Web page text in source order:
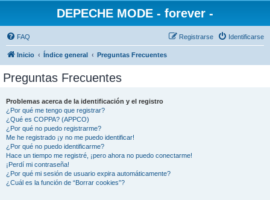
DEPECHE MODE - forever -
FAQ Identificarse
Registrarse
Inicio Índice general Preguntas Frecuentes
Preguntas Frecuentes
Problemas acerca de la identificación y el registro
¿Por qué me tengo que registrar?
¿Qué es COPPA? (APPCO)
¿Por qué no puedo registrarme?
Me he registrado ¡y no me puedo identificar!
¿Por qué no puedo identificarme?
Hace un tiempo me registré, ¡pero ahora no puedo conectarme!
¡Perdí mi contraseña!
¿Por qué mi sesión de usuario expira automáticamente?
¿Cuál es la función de “Borrar cookies”?